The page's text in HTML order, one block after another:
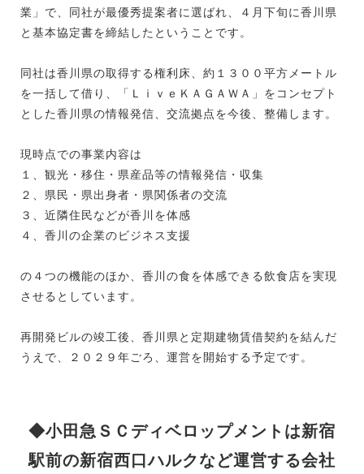
業」で、同社が最優秀提案者に選ばれ、４月下旬に香川県
と基本協定書を締結したということです。
同社は香川県の取得する権利床、約１３００平方メートル
を一括して借り、「ＬｉｖｅＫＡＧＡＷＡ」をコンセプト
とした香川県の情報発信、交流拠点を今後、整備します。
現時点での事業内容は
１、観光・移住・県産品等の情報発信・収集
２、県民・県出身者・県関係者の交流
３、近隣住民などが香川を体感
４、香川の企業のビジネス支援
の４つの機能のほか、香川の食を体感できる飲食店を実現
させるとしています。
再開発ビルの竣工後、香川県と定期建物賃借契約を結んだ
うえで、２０２９年ごろ、運営を開始する予定です。
◆小田急ＳＣディベロップメントは新宿
駅前の新宿西口ハルクなど運営する会社